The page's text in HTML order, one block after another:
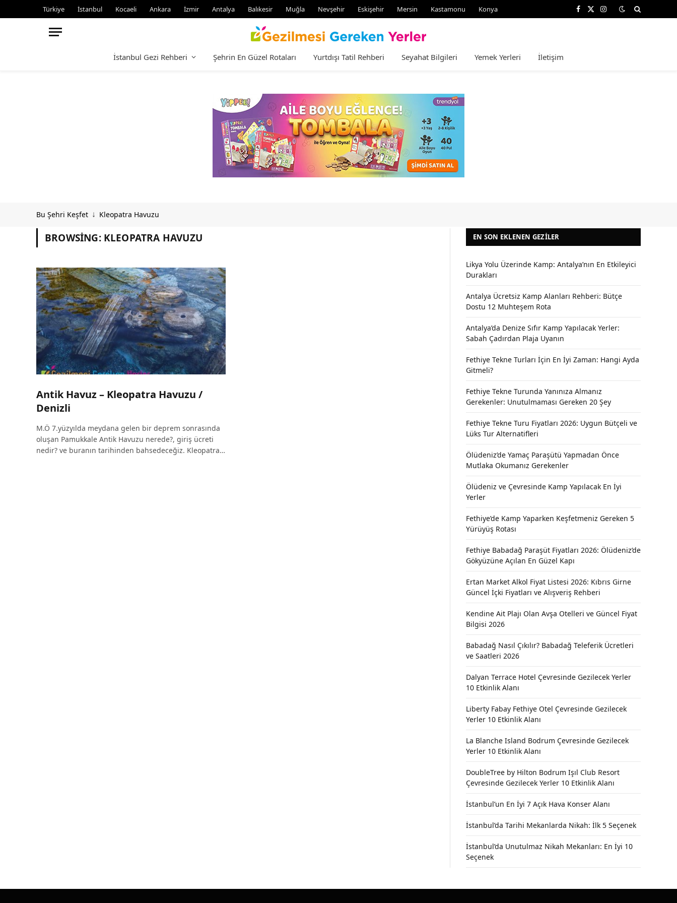
Türkiye İstanbul Kocaeli Ankara İzmir Antalya Balıkesir Muğla Nevşehir Eskişehir Mersin Kastamonu Konya Facebook
X
Instagram
İstanbul Gezi Rehberi Şehrin En Güzel Rotaları Yurtdışı Tatil Rehberi Seyahat Bilgileri Yemek Yerleri İletişim
Bu Şehri Keşfet ↓ Kleopatra Havuzu
BROWSING: KLEOPATRA HAVUZU
Antik Havuz – Kleopatra Havuzu /
Denizli
M.Ö 7.yüzyılda meydana gelen bir deprem sonrasında
oluşan Pamukkale Antik Havuzu nerede?, giriş ücreti
nedir? ve buranın tarihinden bahsedeceğiz. Kleopatra…
EN SON EKLENEN GEZILER
Likya Yolu Üzerinde Kamp: Antalya’nın En Etkileyici
Durakları
Antalya Ücretsiz Kamp Alanları Rehberi: Bütçe
Dostu 12 Muhteşem Rota
Antalya’da Denize Sıfır Kamp Yapılacak Yerler:
Sabah Çadırdan Plaja Uyanın
Fethiye Tekne Turları İçin En İyi Zaman: Hangi Ayda
Gitmeli?
Fethiye Tekne Turunda Yanınıza Almanız
Gerekenler: Unutulmaması Gereken 20 Şey
Fethiye Tekne Turu Fiyatları 2026: Uygun Bütçeli ve
Lüks Tur Alternatifleri
Ölüdeniz’de Yamaç Paraşütü Yapmadan Önce
Mutlaka Okumanız Gerekenler
Ölüdeniz ve Çevresinde Kamp Yapılacak En İyi
Yerler
Fethiye’de Kamp Yaparken Keşfetmeniz Gereken 5
Yürüyüş Rotası
Fethiye Babadağ Paraşüt Fiyatları 2026: Ölüdeniz’de
Gökyüzüne Açılan En Güzel Kapı
Ertan Market Alkol Fiyat Listesi 2026: Kıbrıs Girne
Güncel İçki Fiyatları ve Alışveriş Rehberi
Kendine Ait Plajı Olan Avşa Otelleri ve Güncel Fiyat
Bilgisi 2026
Babadağ Nasıl Çıkılır? Babadağ Teleferik Ücretleri
ve Saatleri 2026
Dalyan Terrace Hotel Çevresinde Gezilecek Yerler
10 Etkinlik Alanı
Liberty Fabay Fethiye Otel Çevresinde Gezilecek
Yerler 10 Etkinlik Alanı
La Blanche Island Bodrum Çevresinde Gezilecek
Yerler 10 Etkinlik Alanı
DoubleTree by Hilton Bodrum Işıl Club Resort
Çevresinde Gezilecek Yerler 10 Etkinlik Alanı
İstanbul’un En İyi 7 Açık Hava Konser Alanı
İstanbul’da Tarihi Mekanlarda Nikah: İlk 5 Seçenek
İstanbul’da Unutulmaz Nikah Mekanları: En İyi 10
Seçenek